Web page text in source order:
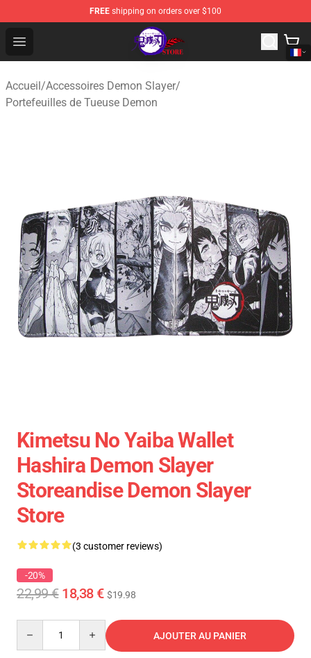
FREE shipping on orders over $100
Open menu
Kimetsu no Yaiba Store - Official Kimetsu no Yaiba
Accueil/Accessoires Demon Slayer/
Portefeuilles de Tueuse Demon
Kimetsu No Yaiba Wallet
Hashira Demon Slayer
Storeandise Demon Slayer
Store
(3 customer reviews)
-20%
22,99 € 18,38 € $19.98
AJOUTER AU PANIER